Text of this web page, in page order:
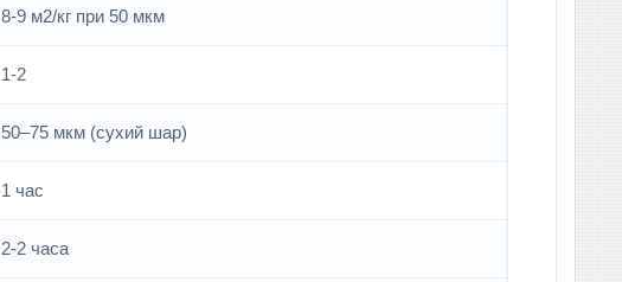
8-9 м2/кг при 50 мкм
1-2
50–75 мкм (сухий шар)
1 час
2-2 часа